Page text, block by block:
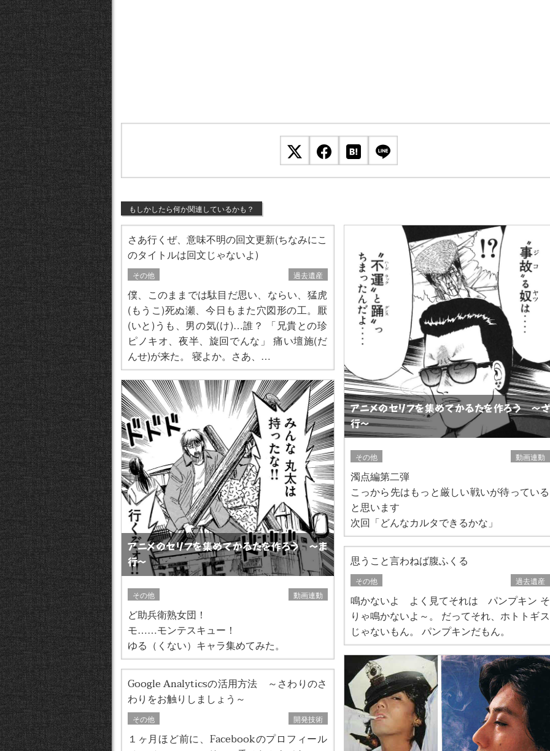
もしかしたら何か関連しているかも？
さあ行くぜ、意味不明の回文更新(ちなみにこ
のタイトルは回文じゃないよ)
その他 過去遺産
僕、このままでは駄目だ思い、ならい、猛虎
(もうこ)死ぬ瀬、今日もまた穴図形の工。厭
(いと)うも、男の気(け)…誰？ 「兄貴との珍
ピノキオ、夜半、旋回でんな」 痛い壇施(だ
んせ)が来た。 寝よか。さあ、…
アニメのセリフを集めてかるたを作ろう 〜ま
行〜
その他 動画連動
ど助兵衛熟女団！
モ……モンテスキュー！
ゆる（くない）キャラ集めてみた。
Google Analyticsの活用方法 ～さわりのさ
わりをお触りしましょう～
その他 開発技術
１ヶ月ほど前に、Facebookのプロフィール
アニメのセリフを集めてかるたを作ろう 〜ざ
行〜
その他 動画連動
濁点編第二弾
こっから先はもっと厳しい戦いが待っている
と思います
次回「どんなカルタできるかな」
思うこと言わねば腹ふくる
その他 過去遺産
鳴かないよ よく見てそれは パンプキン そ
りゃ鳴かないよ～。 だってそれ、ホトトギス
じゃないもん。 パンプキンだもん。